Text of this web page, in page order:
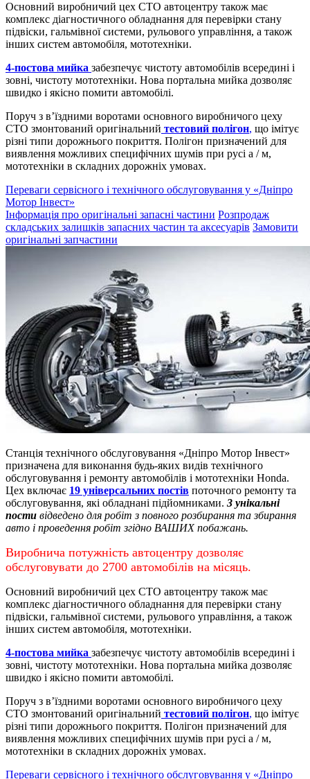
Основний виробничий цех СТО автоцентру також має
комплекс діагностичного обладнання для перевірки стану
підвіски, гальмівної системи, рульового управління, а також
інших систем автомобіля, мототехніки.
4-постова мийка забезпечує чистоту автомобілів всередині і
зовні, чистоту мототехніки. Нова портальна мийка дозволяє
швидко і якісно помити автомобілі.
Поруч з в’їздними воротами основного виробничого цеху
СТО змонтований оригінальний тестовий полігон, що імітує
різні типи дорожнього покриття. Полігон призначений для
виявлення можливих специфічних шумів при русі а / м,
мототехніки в складних дорожніх умовах.
Переваги сервісного і технічного обслуговування у «Дніпро
Мотор Інвест»
Інформація про оригінальні запасні частини Розпродаж
складських залишків запасних частин та аксесуарів Замовити
оригінальні запчастини
Станція технічного обслуговування «Дніпро Мотор Інвест»
призначена для виконання будь-яких видів технічного
обслуговування і ремонту автомобілів і мототехніки Honda.
Цех включає 19 універсальних постів поточного ремонту та
обслуговування, які обладнані підйомниками. 3 унікальні
пости відведено для робіт з повного розбирання та збирання
авто і проведення робіт згідно ВАШИХ побажань.
Виробнича потужність автоцентру дозволяє
обслуговувати до 2700 автомобілів на місяць.
Основний виробничий цех СТО автоцентру також має
комплекс діагностичного обладнання для перевірки стану
підвіски, гальмівної системи, рульового управління, а також
інших систем автомобіля, мототехніки.
4-постова мийка забезпечує чистоту автомобілів всередині і
зовні, чистоту мототехніки. Нова портальна мийка дозволяє
швидко і якісно помити автомобілі.
Поруч з в’їздними воротами основного виробничого цеху
СТО змонтований оригінальний тестовий полігон, що імітує
різні типи дорожнього покриття. Полігон призначений для
виявлення можливих специфічних шумів при русі а / м,
мототехніки в складних дорожніх умовах.
Переваги сервісного і технічного обслуговування у «Дніпро